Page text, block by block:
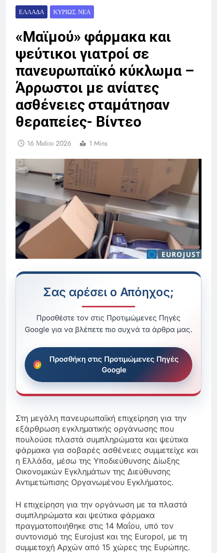
ΕΛΛΆΔΑ ΚΥΡΊΩΣ ΝΈΑ
«Μαϊμού» φάρμακα και
ψεύτικοι γιατροί σε
πανευρωπαϊκό κύκλωμα –
Άρρωστοι με ανίατες
ασθένειες σταμάτησαν
θεραπείες- Βίντεο
16 Μαΐου 2026 1 Mins
Σας αρέσει ο Απόηχος;
Προσθέστε τον στις Προτιμώμενες Πηγές
Google για να βλέπετε πιο συχνά τα άρθρα μας.
Προσθήκη στις Προτιμώμενες Πηγές
Google
Στη μεγάλη πανευρωπαϊκή επιχείρηση για την
εξάρθρωση εγκληματικής οργάνωσης που
πουλούσε πλαστά συμπληρώματα και ψεύτικα
φάρμακα για σοβαρές ασθένειες συμμετείχε και
η Ελλάδα, μέσω της Υποδιεύθυνσης Δίωξης
Οικονομικών Εγκλημάτων της Διεύθυνσης
Αντιμετώπισης Οργανωμένου Εγκλήματος.
Η επιχείρηση για την οργάνωση με τα πλαστά
συμπληρώματα και ψεύτικα φάρμακα
πραγματοποιήθηκε στις 14 Μαΐου, υπό τον
συντονισμό της Eurojust και της Europol, με τη
συμμετοχή Αρχών από 15 χώρες της Ευρώπης.